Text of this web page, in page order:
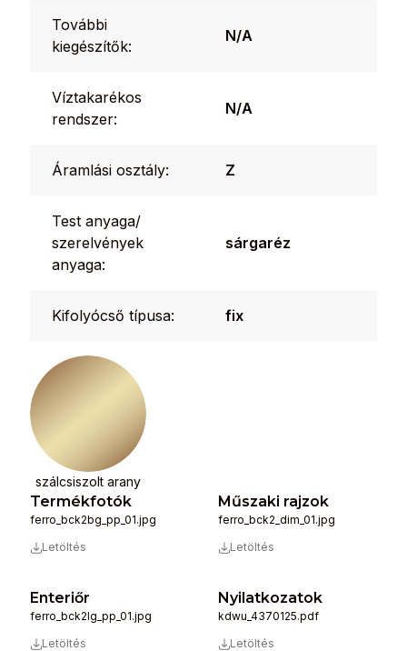
További
kiegészítők:
N/A
Víztakarékos
rendszer:
N/A
Áramlási osztály: Z
Test anyaga/
szerelvények
anyaga:
sárgaréz
Kifolyócső típusa: fix
szálcsiszolt arany
Termékfotók
ferro_bck2bg_pp_01.jpg
Letöltés
Műszaki rajzok
ferro_bck2_dim_01.jpg
Letöltés
Enteriőr
ferro_bck2lg_pp_01.jpg
Letöltés
Nyilatkozatok
kdwu_4370125.pdf
Letöltés